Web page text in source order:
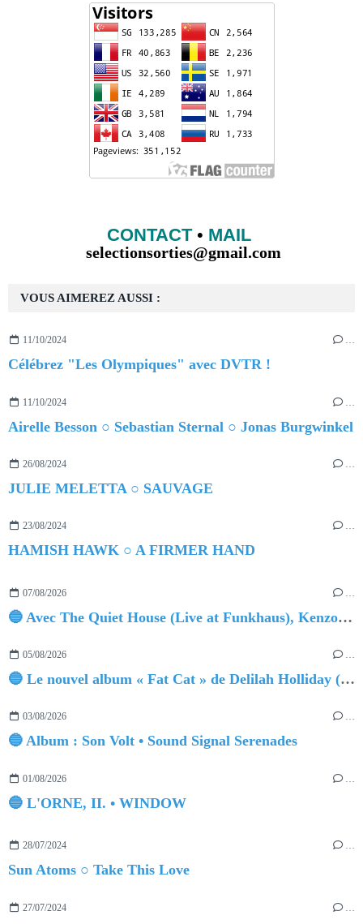
VOUS AIMEREZ AUSSI :
11/10/2024 …
Célébrez "Les Olympiques" avec DVTR !
11/10/2024
Airelle Besson ○ Sebastian Sternal ○ Jonas Burgwinkel
26/08/2024 …
JULIE MELETTA ○ SAUVAGE
23/08/2024 …
HAMISH HAWK ○ A FIRMER HAND
07/08/2026
🔵 Avec The Quiet House (Live at Funkhaus), Kenzo Zurzolo livre une performance aussi intense qu'envoûtante.
05/08/2026 …
🔵 Le nouvel album « Fat Cat » de Delilah Holliday (sortie le 30 Octobre 2026)
03/08/2026 …
🔵 Album : Son Volt • Sound Signal Serenades
01/08/2026 …
🔵 L'ORNE, II. • WINDOW
28/07/2024 …
Sun Atoms ○ Take This Love
27/07/2024
CONTACT• MAIL
selectionsorties@gmail.com